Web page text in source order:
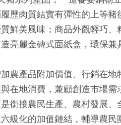
歷肉質結實有彈性的上等
鮮美風味；商品外觀輕巧
亮麗金磚式面紙盒，環保兼
農產品附加價值、行銷在地
在地消費，兼顧創造市場需
銜接農民生產、農村發展、
級化的加值鏈結，輔導農民